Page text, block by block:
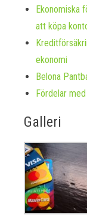
Ekonomiska
att köpa
ekonomi
Belona
Fördelar
Galleri